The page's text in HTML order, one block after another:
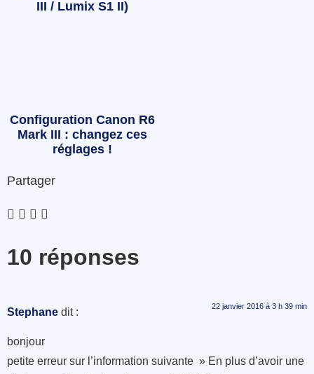
III / Lumix S1 II)
Configuration Canon R6
Mark III : changez ces
réglages !
Partager
10 réponses
Stephane dit : 22 janvier 2016 à 3 h 39 min
bonjour
petite erreur sur l’information suivante » En plus d’avoir une